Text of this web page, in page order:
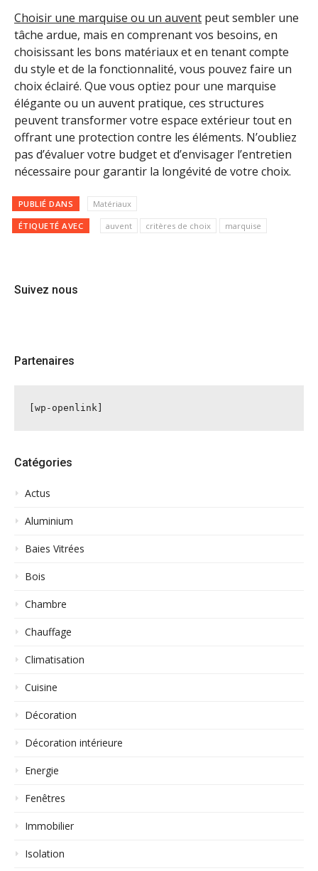
Choisir une marquise ou un auvent peut sembler une
tâche ardue, mais en comprenant vos besoins, en
choisissant les bons matériaux et en tenant compte
du style et de la fonctionnalité, vous pouvez faire un
choix éclairé. Que vous optiez pour une marquise
élégante ou un auvent pratique, ces structures
peuvent transformer votre espace extérieur tout en
offrant une protection contre les éléments. N’oubliez
pas d’évaluer votre budget et d’envisager l’entretien
nécessaire pour garantir la longévité de votre choix.
PUBLIÉ DANS Matériaux
ÉTIQUETÉ AVEC auvent critères de choix marquise
Suivez nous
Partenaires
[wp-openlink]
Catégories
Actus
Aluminium
Baies Vitrées
Bois
Chambre
Chauffage
Climatisation
Cuisine
Décoration
Décoration intérieure
Energie
Fenêtres
Immobilier
Isolation